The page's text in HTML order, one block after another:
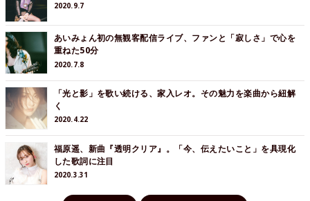
2020.9.7
あいみょん初の無観客配信ライブ、ファンと「寂しさ」で心を
重ねた50分
2020.7.8
「光と影」を歌い続ける、家入レオ。その魅力を楽曲から紐解
く
2020.4.22
福原遥、新曲『透明クリア』。「今、伝えたいこと」を具現化
した歌詞に注目
2020.3.31